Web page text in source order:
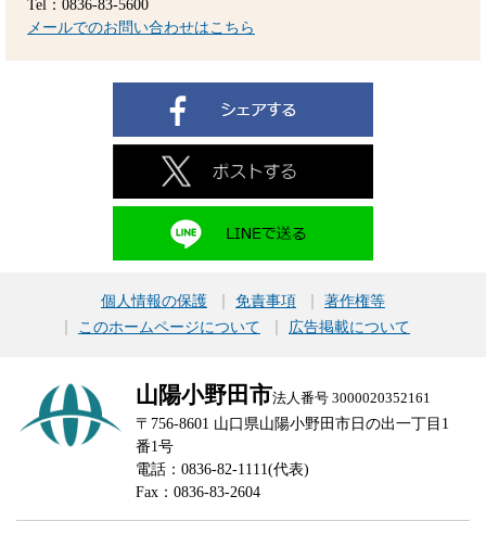
Tel：0836-83-5600
メールでのお問い合わせはこちら
個人情報の保護 免責事項
著作権等
このホームページについて
広告掲載について
山陽小野田市法人番号 3000020352161
〒756-8601 山口県山陽小野田市日の出一丁目1
番1号
電話：0836-82-1111(代表)
Fax：0836-83-2604